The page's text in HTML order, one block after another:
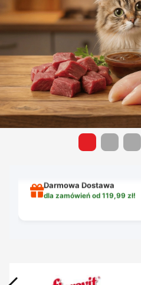
PROMOCJA na Dostawę
dla zamówień od 119,99 zł!